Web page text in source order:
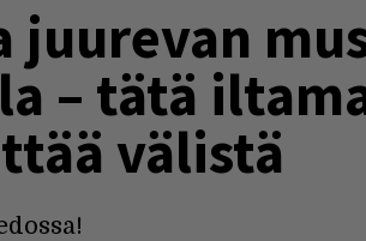
juurevan
– tätä
välistä